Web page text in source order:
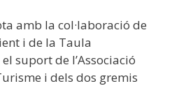
amb la col·laboració de
i de la Taula
suport de l’Associació
i dels dos gremis